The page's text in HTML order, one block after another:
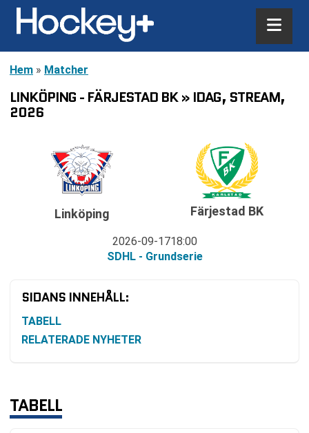
Hem » Matcher
LINKÖPING - FÄRJESTAD BK » IDAG, STREAM,
2026
Linköping
2026-09-1718:00
SDHL - Grundserie
Färjestad BK
SIDANS INNEHÅLL:
TABELL
RELATERADE NYHETER
TABELL